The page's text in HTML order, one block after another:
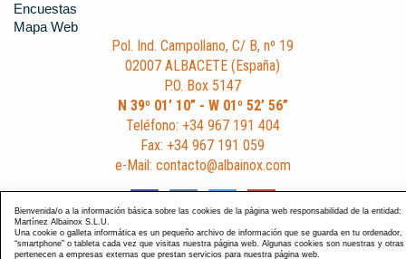
Encuestas
Mapa Web
Pol. Ind. Campollano, C/ B, nº 19
02007 ALBACETE (España)
P.O. Box 5147
N 39º 01’ 10” - W 01º 52’ 56”
Teléfono: +34 967 191 404
Fax: +34 967 191 059
e-Mail: contacto@albainox.com
Bienvenida/o a la información básica sobre las cookies de la página web responsabilidad de la entidad:
Martínez Albainox S.L.U.
Una cookie o galleta informática es un pequeño archivo de información que se guarda en tu ordenador,
“smartphone” o tableta cada vez que visitas nuestra página web. Algunas cookies son nuestras y otras
pertenecen a empresas externas que prestan servicios para nuestra página web.